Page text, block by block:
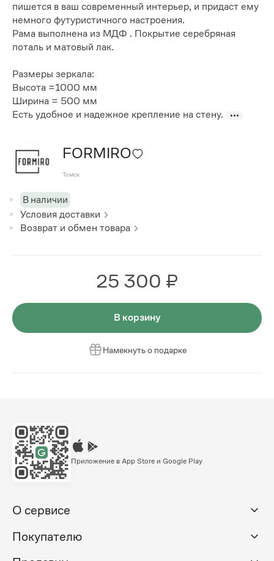
пишется в ваш современный интерьер, и придаст ему
немного футуристичного настроения.
Рама выполнена из МДФ . Покрытие серебряная
поталь и матовый лак.
Размеры зеркала:
Высота =1000 мм
Ширина = 500 мм
Есть удобное и надежное крепление на стену.
FORMIRO
Томск
В наличии
Условия доставки
Возврат и обмен товара
25 300 ₽
В корзину
Намекнуть о подарке
Приложение в App Store и Google Play
О сервисе
Покупателю